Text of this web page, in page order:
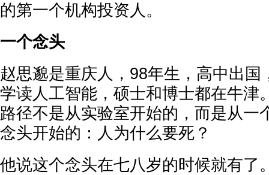
的第一个机构投资人。
一个念头
赵思邈是重庆人，98年生，高中出国
学读人工智能，硕士和博士都在牛津
路径不是从实验室开始的，而是从一
念头开始的：人为什么要死？
他说这个念头在七八岁的时候就有了